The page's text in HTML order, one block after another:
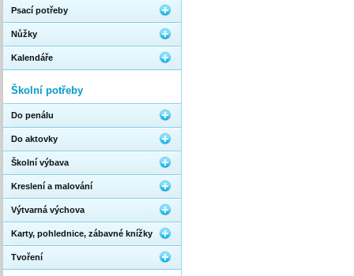
Psací potřeby
Nůžky
Kalendáře
Školní potřeby
Do penálu
Do aktovky
Školní výbava
Kreslení a malování
Výtvarná výchova
Karty, pohlednice, zábavné knížky
Tvoření